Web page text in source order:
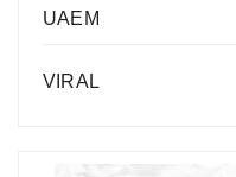
UAEM
VIRAL